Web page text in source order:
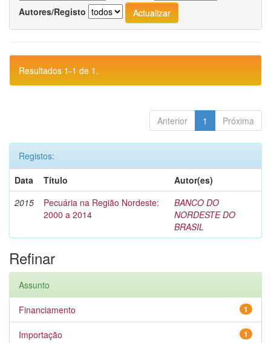
Autores/Registo
Resultados 1-1 de 1.
Anterior 1 Próxima
Registos:
Data
Título
Autor(es)
2015
Pecuária na Região Nordeste:
2000 a 2014
BANCO DO
NORDESTE DO
BRASIL
Refinar
Assunto
1
Financiamento
1
Importação